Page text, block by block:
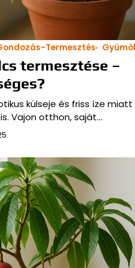
Termesztés
termesztése –
külseje és friss íze
Vajon otthon, saját…